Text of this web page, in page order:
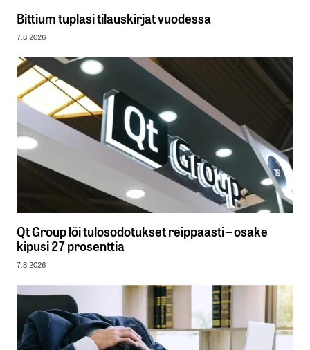
Bittium tuplasi tilauskirjat vuodessa
7.8.2026
Qt Group löi tulosodotukset reippaasti – osake
kipusi 27 prosenttia
7.8.2026